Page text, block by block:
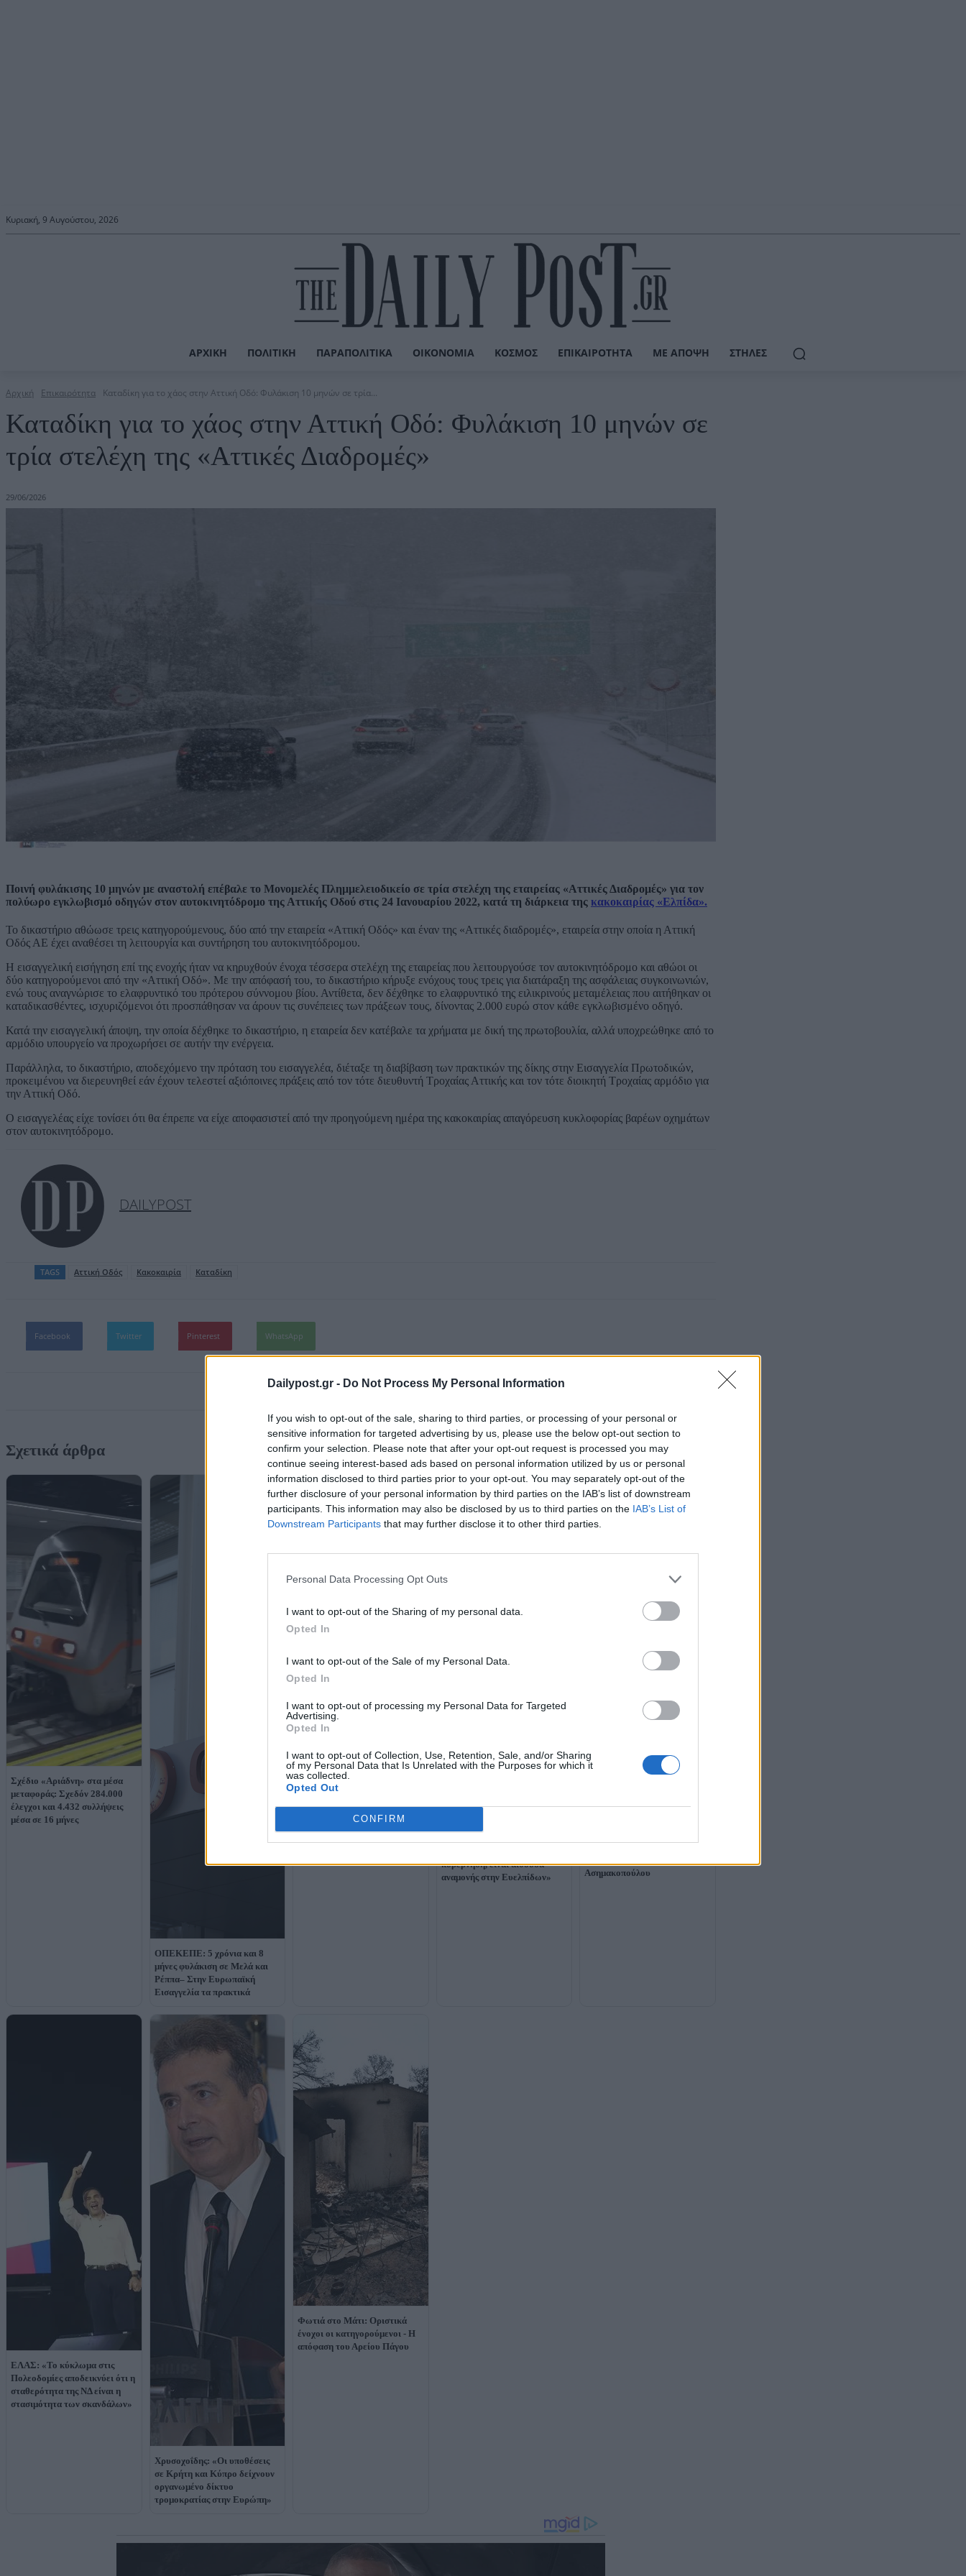
Dailypost.gr - Do Not Process My Personal Information
If you wish to opt-out of the sale, sharing to third parties, or processing of your personal or
sensitive information for targeted advertising by us, please use the below opt-out section to
confirm your selection. Please note that after your opt-out request is processed you may
continue seeing interest-based ads based on personal information utilized by us or personal
information disclosed to third parties prior to your opt-out. You may separately opt-out of the
further disclosure of your personal information by third parties on the IAB’s list of downstream
participants. This information may also be disclosed by us to third parties on the IAB’s List of
Downstream Participants that may further disclose it to other third parties.
Personal Data Processing Opt Outs
I want to opt-out of the Sharing of my personal data.
Opted In
I want to opt-out of the Sale of my Personal Data.
Opted In
I want to opt-out of processing my Personal Data for Targeted
Advertising.
Opted In
I want to opt-out of Collection, Use, Retention, Sale, and/or Sharing
of my Personal Data that Is Unrelated with the Purposes for which it
was collected.
Opted Out
CONFIRM
Κυριακή, 9 Αυγούστου, 2026
ΑΡΧΙΚΉ ΠΟΛΙΤΙΚΉ ΠΑΡΑΠΟΛΙΤΙΚΆ ΟΙΚΟΝΟΜΊΑ ΚΌΣΜΟΣ ΕΠΙΚΑΙΡΌΤΗΤΑ ΜΕ ΆΠΟΨΗ ΣΤΉΛΕΣ
Αρχική Επικαιρότητα Καταδίκη για το χάος στην Αττική Οδό: Φυλάκιση 10 μηνών σε τρία...
Καταδίκη για το χάος στην Αττική Οδό: Φυλάκιση 10 μηνών σε
τρία στελέχη της «Αττικές Διαδρομές»
29/06/2026
Ποινή φυλάκισης 10 μηνών με αναστολή επέβαλε το Μονομελές Πλημμελειοδικείο σε τρία στελέχη της εταιρείας «Αττικές Διαδρομές» για τον
πολύωρο εγκλωβισμό οδηγών στον αυτοκινητόδρομο της Αττικής Οδού στις 24 Ιανουαρίου 2022, κατά τη διάρκεια της κακοκαιρίας «Ελπίδα».
Το δικαστήριο αθώωσε τρεις κατηγορούμενους, δύο από την εταιρεία «Αττική Οδός» και έναν της «Αττικές διαδρομές», εταιρεία στην οποία η Αττική
Οδός ΑΕ έχει αναθέσει τη λειτουργία και συντήρηση του αυτοκινητόδρομου.
Η εισαγγελική εισήγηση επί της ενοχής ήταν να κηρυχθούν ένοχα τέσσερα στελέχη της εταιρείας που λειτουργούσε τον αυτοκινητόδρομο και αθώοι οι
δύο κατηγορούμενοι από την «Αττική Οδό». Με την απόφασή του, το δικαστήριο κήρυξε ενόχους τους τρεις για διατάραξη της ασφάλειας συγκοινωνιών,
ενώ τους αναγνώρισε το ελαφρυντικό του πρότερου σύννομου βίου. Αντίθετα, δεν δέχθηκε το ελαφρυντικό της ειλικρινούς μεταμέλειας που αιτήθηκαν οι
καταδικασθέντες, ισχυριζόμενοι ότι προσπάθησαν να άρουν τις συνέπειες των πράξεων τους, δίνοντας 2.000 ευρώ στον κάθε εγκλωβισμένο οδηγό.
Κατά την εισαγγελική άποψη, την οποία δέχθηκε το δικαστήριο, η εταιρεία δεν κατέβαλε τα χρήματα με δική της πρωτοβουλία, αλλά υποχρεώθηκε από το
αρμόδιο υπουργείο να προχωρήσει σε αυτήν την ενέργεια.
Παράλληλα, το δικαστήριο, αποδεχόμενο την πρόταση του εισαγγελέα, διέταξε τη διαβίβαση των πρακτικών της δίκης στην Εισαγγελία Πρωτοδικών,
προκειμένου να διερευνηθεί εάν έχουν τελεστεί αξιόποινες πράξεις από τον τότε διευθυντή Τροχαίας Αττικής και τον τότε διοικητή Τροχαίας αρμόδιο για
την Αττική Οδό.
Ο εισαγγελέας είχε τονίσει ότι θα έπρεπε να είχε αποφασιστεί από την προηγούμενη ημέρα της κακοκαιρίας απαγόρευση κυκλοφορίας βαρέων οχημάτων
στον αυτοκινητόδρομο.
DAILYPOST
TAGS Αττική Οδός Κακοκαιρία Καταδίκη
Facebook Twitter Pinterest WhatsApp
Σχετικά άρθρα
Σχέδιο «Αριάδνη» στα μέσα
μεταφοράς: Σχεδόν 284.000
έλεγχοι και 4.432 συλλήψεις
μέσα σε 16 μήνες
ΟΠΕΚΕΠΕ: 5 χρόνια και 8
μήνες φυλάκιση σε Μελά και
Ρέππα– Στην Ευρωπαϊκή
Εισαγγελία τα πρακτικά
Καταδίκη για το σκάνδαλο του
ΟΠΕΚΕΠΕ: Ένοχοι Μελάς και
Ρέππα – Κακούργημα η
υπεξαγωγή εγγράφων
κυβέρνηση, είναι αίθουσα
αναμονής στην Ευελπίδων»
Ασημακοπούλου
ΕΛΑΣ: «Το κύκλωμα στις
Πολεοδομίες αποδεικνύει ότι η
σταθερότητα της ΝΔ είναι η
στασιμότητα των σκανδάλων»
Χρυσοχοΐδης: «Οι υποθέσεις
σε Κρήτη και Κύπρο δείχνουν
οργανωμένο δίκτυο
τρομοκρατίας στην Ευρώπη»
Φωτιά στο Μάτι: Οριστικά
ένοχοι οι κατηγορούμενοι - Η
απόφαση του Αρείου Πάγου